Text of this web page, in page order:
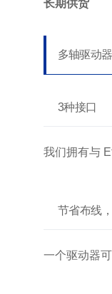
长期供货
多轴驱动
3种接口
我们拥有与
节省布线
一个驱动器